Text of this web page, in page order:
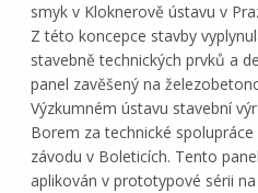
smyk v Kloknerově ústavu v
Z této koncepce stavby
stavebně technických prvků a
panel zavěšený na
Výzkumném ústavu stavební
Borem za technické
závodu v Boleticích. Tento
aplikován v prototypové sérii